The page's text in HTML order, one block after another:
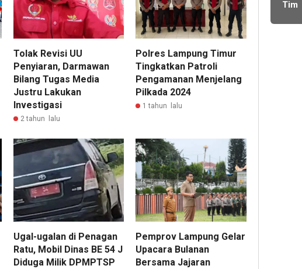
Tolak Revisi UU
Penyiaran, Darmawan
Bilang Tugas Media
Justru Lakukan
Investigasi
2 tahun lalu
Polres Lampung Timur
Tingkatkan Patroli
Pengamanan Menjelang
Pilkada 2024
1 tahun lalu
Ugal-ugalan di Penagan
Ratu, Mobil Dinas BE 54 J
Diduga Milik DPMPTSP
Pemprov Lampung Gelar
Upacara Bulanan
Bersama Jajaran
lalu
Tim